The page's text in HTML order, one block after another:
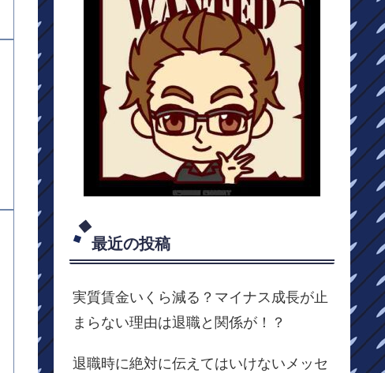
最近の投稿
実質賃金いくら減る？マイナス成長が止
まらない理由は退職と関係が！？
退職時に絶対に伝えてはいけないメッセ